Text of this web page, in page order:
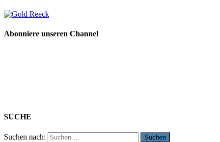
Abonniere unseren Channel
SUCHE
Suchen nach: